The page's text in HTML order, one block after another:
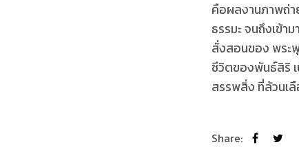
คือผลงานภาพถ่า
ธรรมะ จนถึงเข้า
สั่งสอนของ พระ
ชีวิตของพันธ์สิริ
สรรพสิ่ง ที่ล้วนเลื
Share: